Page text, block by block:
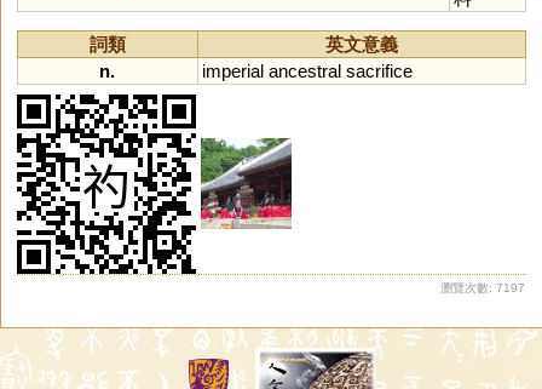
詞類
英文意義
n.
imperial ancestral sacrifice
瀏覽次數: 7197